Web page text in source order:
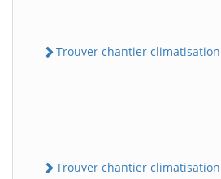
Trouver chantier climatisation
Trouver chantier climatisation